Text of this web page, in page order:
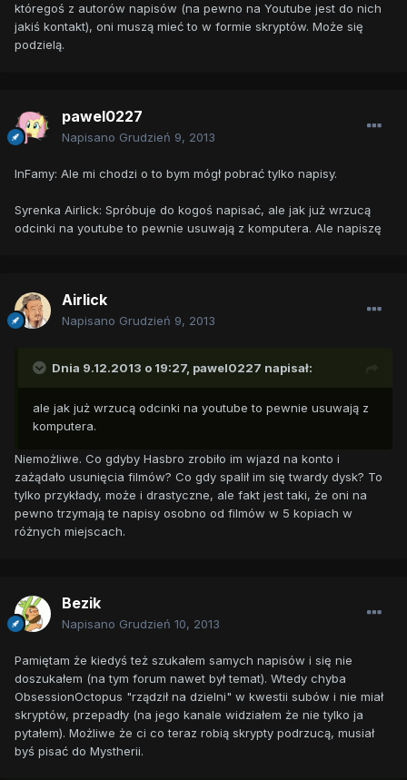
któregoś z autorów napisów (na pewno na Youtube jest do nich
jakiś kontakt), oni muszą mieć to w formie skryptów. Może się
podzielą.
pawel0227
Napisano Grudzień 9, 2013
InFamy: Ale mi chodzi o to bym mógł pobrać tylko napisy.
Syrenka Airlick: Spróbuje do kogoś napisać, ale jak już wrzucą
odcinki na youtube to pewnie usuwają z komputera. Ale napiszę
Airlick
Napisano Grudzień 9, 2013
Dnia 9.12.2013 o 19:27, pawel0227 napisał:
ale jak już wrzucą odcinki na youtube to pewnie usuwają z
komputera.
Niemożliwe. Co gdyby Hasbro zrobiło im wjazd na konto i
zażądało usunięcia filmów? Co gdy spalił im się twardy dysk? To
tylko przykłady, może i drastyczne, ale fakt jest taki, że oni na
pewno trzymają te napisy osobno od filmów w 5 kopiach w
różnych miejscach.
Bezik
Napisano Grudzień 10, 2013
Pamiętam że kiedyś też szukałem samych napisów i się nie
doszukałem (na tym forum nawet był temat). Wtedy chyba
ObsessionOctopus "rządził na dzielni" w kwestii subów i nie miał
skryptów, przepadły (na jego kanale widziałem że nie tylko ja
pytałem). Możliwe że ci co teraz robią skrypty podrzucą, musiał
byś pisać do Mystherii.